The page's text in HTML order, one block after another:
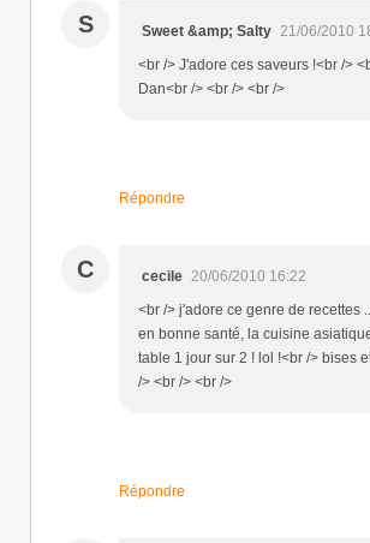
S Sweet &amp; Salty 21/06/2010
<br /> J'adore ces saveurs !<br />
Dan<br /> <br /> <br />
Répondre
C cecile 20/06/2010 16:22
<br /> j'adore ce genre de recettes
en bonne santé, la cuisine
table 1 jour sur 2 ! lol !<br /> bises
/> <br /> <br />
Répondre